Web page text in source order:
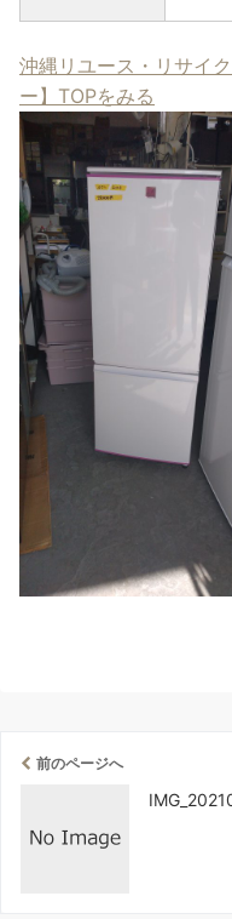
沖縄リユース・リサイ
ー】TOPをみる
前のページへ